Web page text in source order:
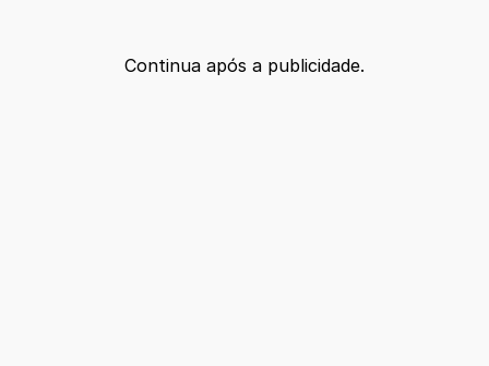
Continua após a publicidade.